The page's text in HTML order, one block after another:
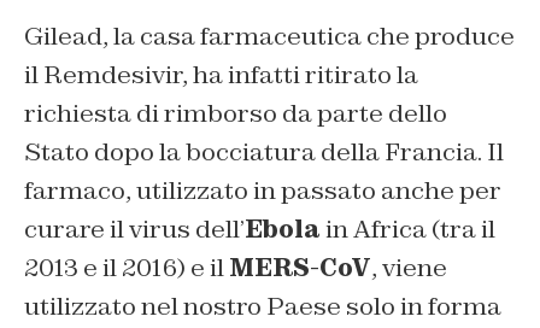
Gilead, la casa farmaceutica che produce
il Remdesivir, ha infatti ritirato la
richiesta di rimborso da parte dello
Stato dopo la bocciatura della Francia. Il
farmaco, utilizzato in passato anche per
curare il virus dell’Ebolain Africa (tra il
2013 e il 2016) e ilMERS-CoV, viene
utilizzato nel nostro Paese solo in forma